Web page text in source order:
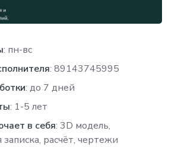
: пн-вс
: 89143745995
: до 7 дней
: 1-5 лет
в себя: 3D модель,
записка, расчёт, чертежи